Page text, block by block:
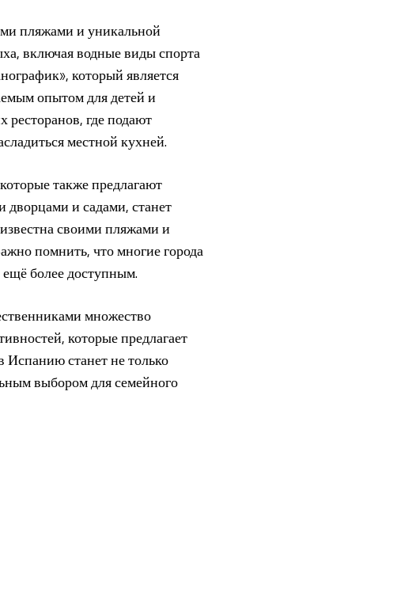
пляжами и уникальной
включая водные виды спорта
который является
опытом для детей и
где подают
местной кухней.
также предлагают
дворцами и садами, станет
своими пляжами и
помнить, что многие города
более доступным.
множество
которые предлагает
Испанию станет не только
выбором для семейного